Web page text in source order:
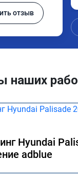
отзыв
наших
Hyundai
adblue